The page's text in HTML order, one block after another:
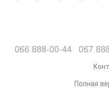
066 888-00-44 067
Полная